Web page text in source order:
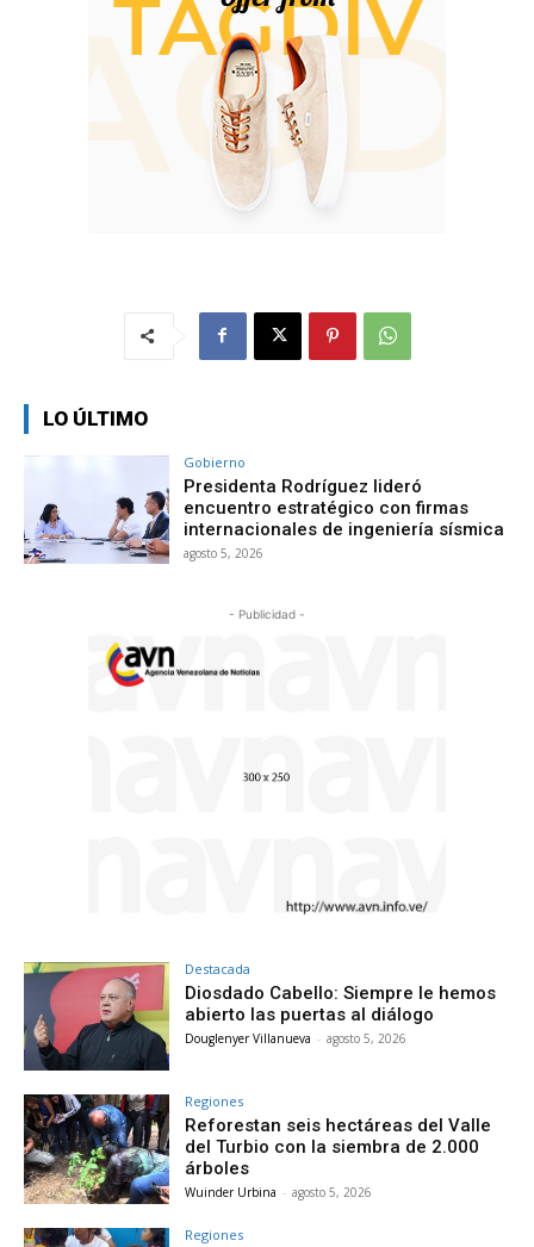
LO ÚLTIMO
Gobierno
Presidenta Rodríguez lideró
encuentro estratégico con firmas
internacionales de ingeniería sísmica
agosto 5, 2026
- Publicidad -
Destacada
Diosdado Cabello: Siempre le hemos
abierto las puertas al diálogo
Douglenyer Villanueva - agosto 5, 2026
Regiones
Reforestan seis hectáreas del Valle
del Turbio con la siembra de 2.000
árboles
Wuinder Urbina - agosto 5, 2026
Regiones